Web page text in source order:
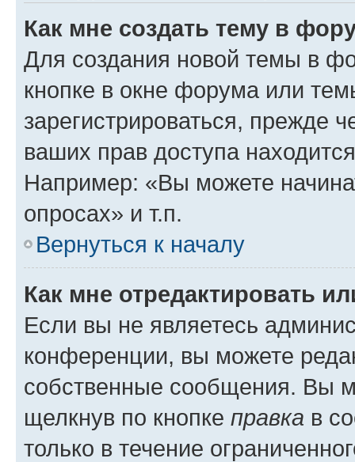
Как мне создать тему в
Для создания новой темы в
кнопке в окне форума или
зарегистрироваться, прежде
ваших прав доступа
Например: «Вы можете
опросах» и т.п.
Вернуться к началу
Как мне отредактировать
Если вы не являетесь
конференции, вы можете
собственные сообщения. Вы
щелкнув по кнопке правка в
только в течение